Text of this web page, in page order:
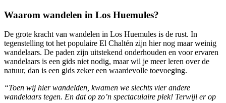
Waarom wandelen in Los Huemules?
De grote kracht van wandelen in Los Huemules is de rust. In
tegenstelling tot het populaire El Chaltén zijn hier nog maar weinig
wandelaars. De paden zijn uitstekend onderhouden en voor ervaren
wandelaars is een gids niet nodig, maar wil je meer leren over de
natuur, dan is een gids zeker een waardevolle toevoeging.
“Toen wij hier wandelden, kwamen we slechts vier andere
wandelaars tegen. En dat op zo’n spectaculaire plek! Terwijl er op